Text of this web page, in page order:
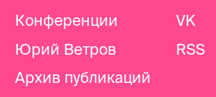
Конференции
Юрий Ветров
Архив публикаций
VK
RSS